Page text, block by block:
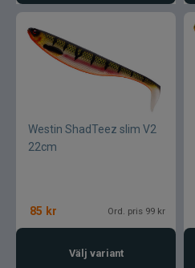
Westin ShadTeez slim V2
22cm
85 kr Ord. pris 99 kr
Välj variant